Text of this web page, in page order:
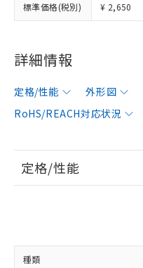
標準価格(税別) ¥ 2,650
詳細情報
定格/性能 外形図
RoHS/REACH対応状況
定格/性能
種類